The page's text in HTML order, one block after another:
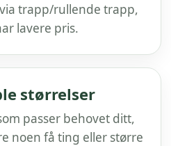
trapp/rullende trapp,
lavere pris.
størrelser
passer behovet ditt,
noen få ting eller større